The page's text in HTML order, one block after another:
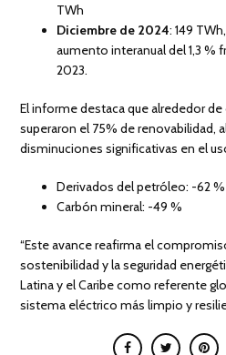
TWh
Diciembre de 2024: 149
aumento interanual del 1,3
2023.
El informe destaca que alrededor
superaron el 75% de renovabilidad,
disminuciones significativas en el
Derivados del petróleo: -62 %
Carbón mineral: -49 %
“Este avance reafirma el
sostenibilidad y la seguridad
Latina y el Caribe como referente
sistema eléctrico más limpio y